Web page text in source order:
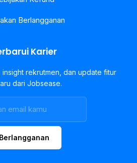
Berlangganan
Karier
rekrutmen, dan update fitur
dari Jobsease.
Berlangganan